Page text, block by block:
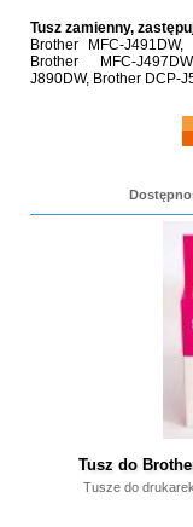
Tusz zamienny,
Brother MFC-
Brother MFC-
J890DW, Brother DCP-
Tusz do
Tusze do